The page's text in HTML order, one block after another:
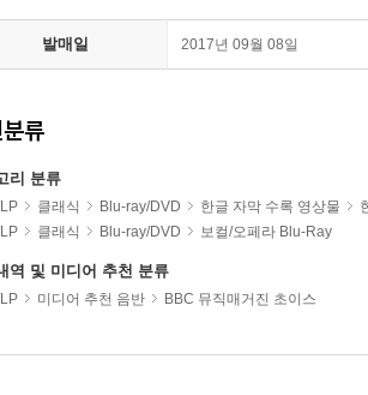
발매일 2017년 09월 08일
류
리 분류
클래식 Blu-ray/DVD 한글 자막 수록 영상물
클래식 Blu-ray/DVD 보컬/오페라 Blu-Ray
역 및 미디어 추천 분류
미디어 추천 음반 BBC 뮤직매거진 초이스